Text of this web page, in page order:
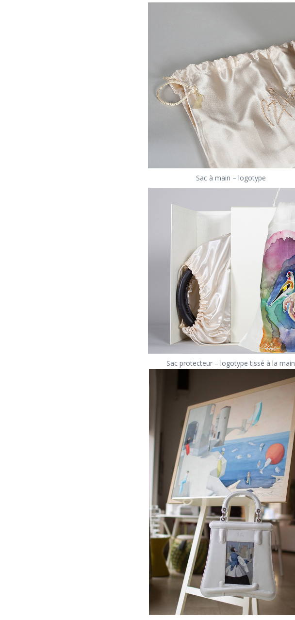
Sac à main – logotype
Sac protecteur – logotype tissé à la main